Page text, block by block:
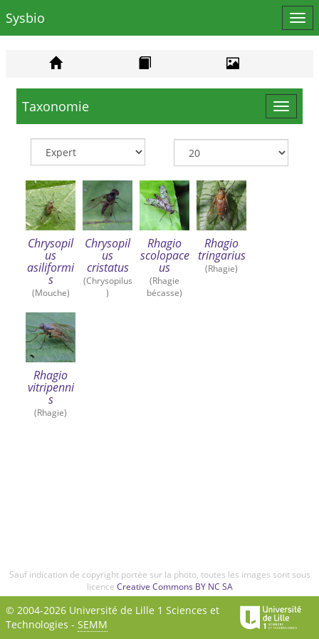
le
Sysbio
Toggle
Taxonomie
Chrysopil
us
asiliformi
s
(Mouche)
Chrysopil
us
cristatus
(Chrysopilus
)
Rhagio
scolopace
us
(Rhagie
bécasse)
Rhagio
tringarius
(Rhagie)
Rhagio
vitripenni
s
(Rhagie)
Sauf indication de copyright portée sur la photo, toutes les images sont sous
licence Creative Commons BY NC SA
© 2004-2026 Université de Lille 1 Sciences et
Technologies - SEMM